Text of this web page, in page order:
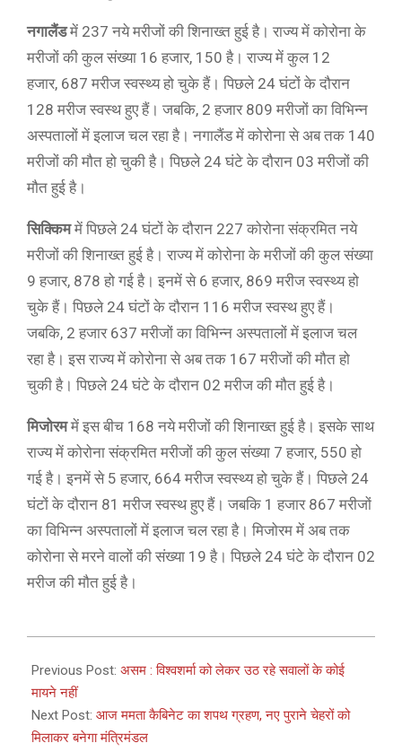
नगालैंडमें 237 नये मरीजों की शिनाख्त हुई है। राज्य में कोरोना के
मरीजों की कुल संख्या 16 हजार, 150 है। राज्य में कुल 12
हजार, 687 मरीज स्वस्थ्य हो चुके हैं। पिछले 24 घंटों के दौरान
128 मरीज स्वस्थ हुए हैं। जबकि, 2 हजार 809 मरीजों का विभिन्न
अस्पतालों में इलाज चल रहा है। नगालैंड में कोरोना से अब तक 140
मरीजों की मौत हो चुकी है। पिछले 24 घंटे के दौरान 03 मरीजों की
मौत हुई है।
सिक्किममें पिछले 24 घंटों के दौरान 227 कोरोना संक्रमित नये
मरीजों की शिनाख्त हुई है। राज्य में कोरोना के मरीजों की कुल संख्या
9 हजार, 878 हो गई है। इनमें से 6 हजार, 869 मरीज स्वस्थ्य हो
चुके हैं। पिछले 24 घंटों के दौरान 116 मरीज स्वस्थ हुए हैं।
जबकि, 2 हजार 637 मरीजों का विभिन्न अस्पतालों में इलाज चल
रहा है। इस राज्य में कोरोना से अब तक 167 मरीजों की मौत हो
चुकी है। पिछले 24 घंटे के दौरान 02 मरीज की मौत हुई है।
मिजोरममें इस बीच 168 नये मरीजों की शिनाख्त हुई है। इसके साथ
राज्य में कोरोना संक्रमित मरीजों की कुल संख्या 7 हजार, 550 हो
गई है। इनमें से 5 हजार, 664 मरीज स्वस्थ्य हो चुके हैं। पिछले 24
घंटों के दौरान 81 मरीज स्वस्थ हुए हैं। जबकि 1 हजार 867 मरीजों
का विभिन्न अस्पतालों में इलाज चल रहा है। मिजोरम में अब तक
कोरोना से मरने वालों की संख्या 19 है। पिछले 24 घंटे के दौरान 02
मरीज की मौत हुई है।
05-
10
Previous Post: असम : विश्वशर्मा को लेकर उठ रहे सवालों के कोई
मायने नहीं
Next Post: आज ममता कैबिनेट का शपथ ग्रहण, नए पुराने चेहरों को
मिलाकर बनेगा मंत्रिमंडल